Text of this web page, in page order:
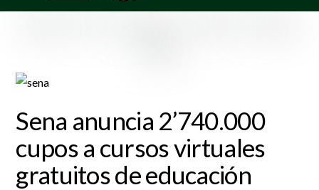
Sena anuncia 2’740.000
cupos a cursos virtuales
gratuitos de educación